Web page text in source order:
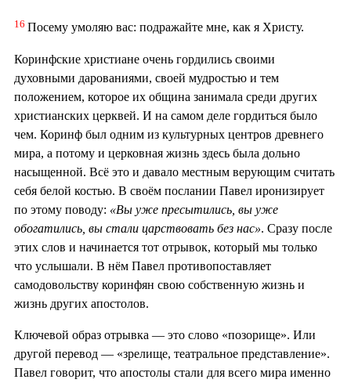
16 Посему умоляю вас: подражайте мне, как я Христу.
Коринфские христиане очень гордились своими
духовными дарованиями, своей мудростью и тем
положением, которое их община занимала среди других
христианских церквей. И на самом деле гордиться было
чем. Коринф был одним из культурных центров древнего
мира, а потому и церковная жизнь здесь была дольно
насыщенной. Всё это и давало местным верующим считать
себя белой костью. В своём послании Павел иронизирует
по этому поводу: «Вы уже пресытились, вы уже
обогатились, вы стали царствовать без нас». Сразу после
этих слов и начинается тот отрывок, который мы только
что услышали. В нём Павел противопоставляет
самодовольству коринфян свою собственную жизнь и
жизнь других апостолов.
Ключевой образ отрывка — это слово «позорище». Или
другой перевод — «зрелище, театральное представление».
Павел говорит, что апостолы стали для всего мира именно